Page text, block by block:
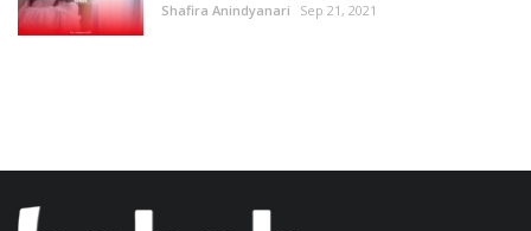
Shafira Anindyanari Sep 21, 2021